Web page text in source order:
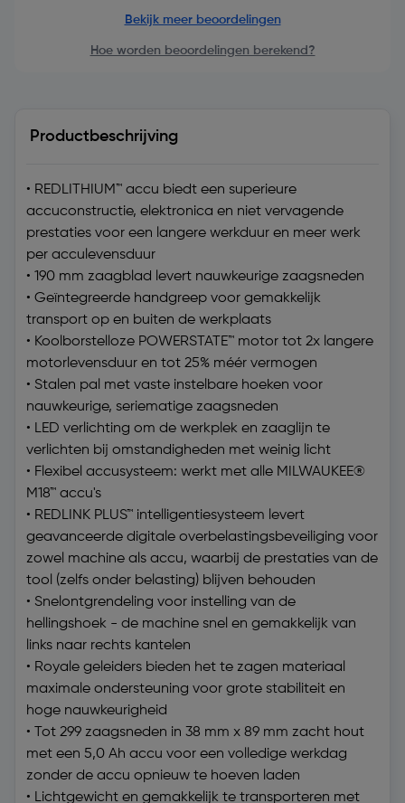
Bekijk meer beoordelingen
Hoe worden beoordelingen berekend?
Productbeschrijving
• REDLITHIUM™ accu biedt een superieure
accuconstructie, elektronica en niet vervagende
prestaties voor een langere werkduur en meer werk
per acculevensduur
• 190 mm zaagblad levert nauwkeurige zaagsneden
• Geïntegreerde handgreep voor gemakkelijk
transport op en buiten de werkplaats
• Koolborstelloze POWERSTATE™ motor tot 2x langere
motorlevensduur en tot 25% méér vermogen
• Stalen pal met vaste instelbare hoeken voor
nauwkeurige, seriematige zaagsneden
• LED verlichting om de werkplek en zaaglijn te
verlichten bij omstandigheden met weinig licht
• Flexibel accusysteem: werkt met alle MILWAUKEE®
M18™ accu's
• REDLINK PLUS™ intelligentiesysteem levert
geavanceerde digitale overbelastingsbeveiliging voor
zowel machine als accu, waarbij de prestaties van de
tool (zelfs onder belasting) blijven behouden
• Snelontgrendeling voor instelling van de
hellingshoek - de machine snel en gemakkelijk van
links naar rechts kantelen
• Royale geleiders bieden het te zagen materiaal
maximale ondersteuning voor grote stabiliteit en
hoge nauwkeurigheid
• Tot 299 zaagsneden in 38 mm x 89 mm zacht hout
met een 5,0 Ah accu voor een volledige werkdag
zonder de accu opnieuw te hoeven laden
• Lichtgewicht en gemakkelijk te transporteren met